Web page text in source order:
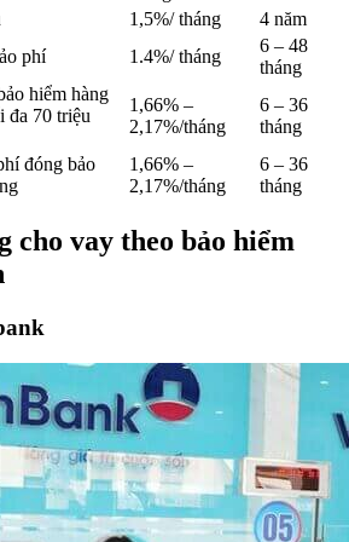
1,5%/ tháng
4 năm
phí 1.4%/ tháng
6 – 48
tháng
hiểm hàng
đa 70 triệu
1,66% –
2,17%/tháng
6 – 36
tháng
đóng bảo
1,66% –
2,17%/tháng
6 – 36
tháng
cho vay theo bảo hiểm